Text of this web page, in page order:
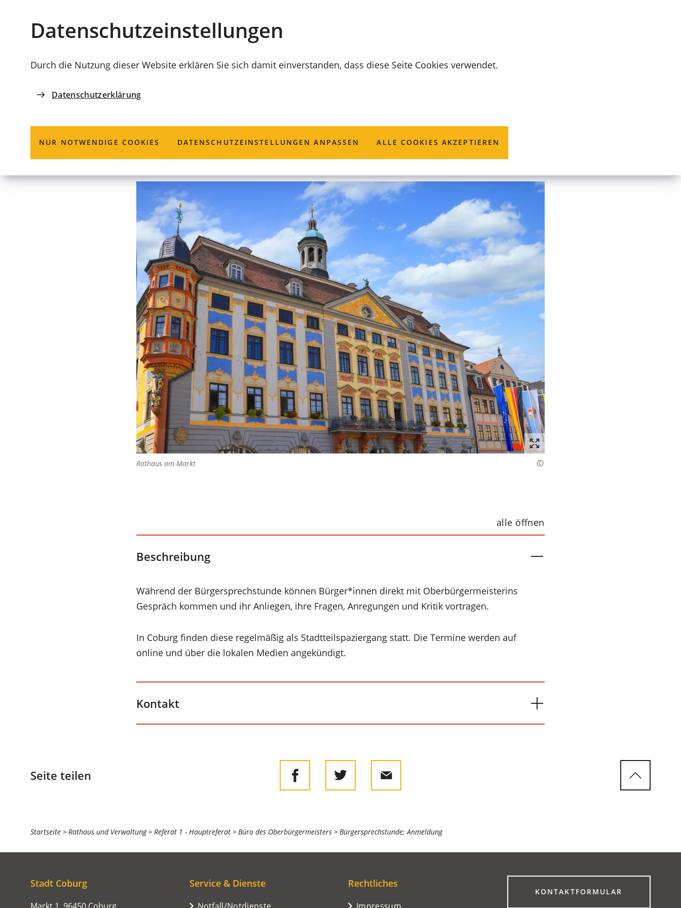
Datenschutz­einstellungen
Durch die Nutzung dieser Website erklären Sie sich damit einverstanden, dass diese Seite Cookies verwendet.
Datenschutzerklärung
NUR NOTWENDIGE COOKIES DATENSCHUTZ­EINSTELLUNGEN ANPASSEN ALLE COOKIES AKZEPTIEREN
Coburg
BÜRO DES OBERBÜRGERMEISTERS
Bürgersprechstunde; Anmeldung
Rathaus am Markt
alle öffnen
Beschreibung
Während der Bürgersprechstunde können Bürger*innen direkt mit Oberbürgermeisterins
Gespräch kommen und ihr Anliegen, ihre Fragen, Anregungen und Kritik vortragen.
In Coburg finden diese regelmäßig als Stadtteilspaziergang statt. Die Termine werden auf
online und über die lokalen Medien angekündigt.
Kontakt
Seite teilen
Sie
befinden
hier:
Startseite Rathaus und Verwaltung Referat 1 - Hauptreferat Büro des Oberbürgermeisters Bürgersprechstunde; Anmeldung
Stadt Coburg Service & Dienste Rechtliches
KONTAKTFORMULAR
(ÖFFNET